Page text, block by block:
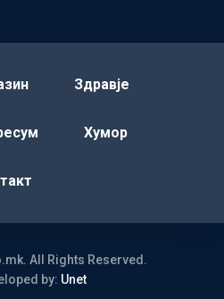
Здравје
Хумор
All Rights Reserved.
by: Unet